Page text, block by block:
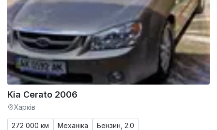
Kia Cerato 2006
Харків
272 000 км Механіка Бензин, 2.0